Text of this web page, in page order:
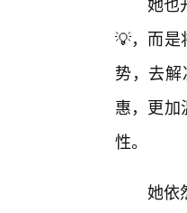
💡，而是
势，去
惠，更加
性。
她依